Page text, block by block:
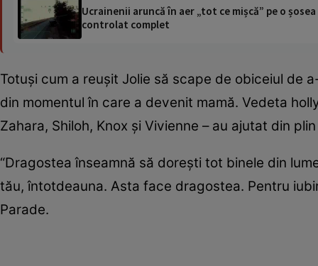
Ucrainenii aruncă în aer „tot ce mișcă” pe o
controlat complet
Totuşi cum a reuşit Jolie să scape de obiceiul
din momentul în care a devenit mamă. Vedeta
Zahara, Shiloh, Knox şi Vivienne – au ajutat din
“Dragostea înseamnă să doreşti tot binele din
tău, întotdeauna. Asta face dragostea. Pentru
Parade.